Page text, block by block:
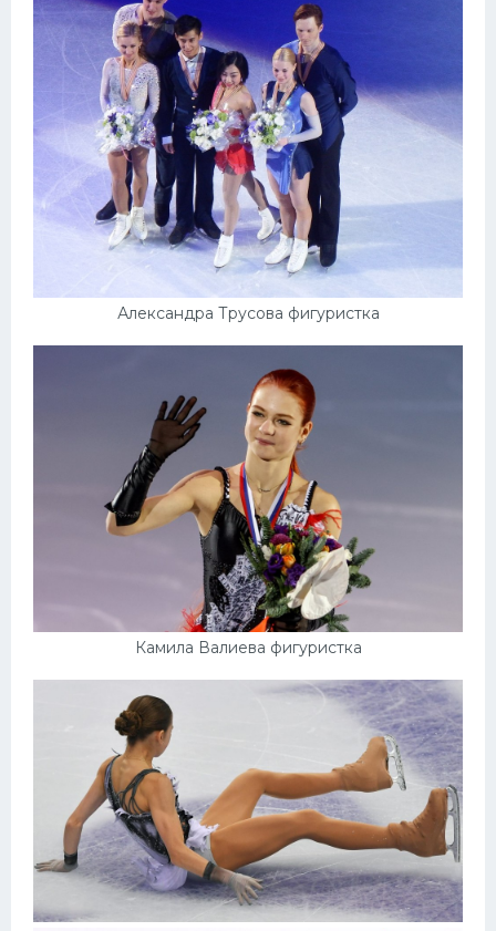
Александра Трусова фигуристка
Камила Валиева фигуристка